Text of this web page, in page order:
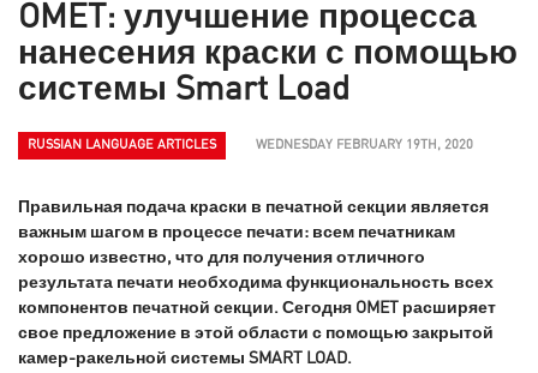
OMET: улучшение процесса
нанесения краски с помощью
системы Smart Load
RUSSIAN LANGUAGE ARTICLES WEDNESDAY FEBRUARY 19TH, 2020
Правильная подача краски в печатной секции является
важным шагом в процессе печати: всем печатникам
хорошо известно, что для получения отличного
результата печати необходима функциональность всех
компонентов печатной секции. Сегодня OMET расширяет
свое предложение в этой области с помощью закрытой
камер-ракельной системы SMART LOAD.